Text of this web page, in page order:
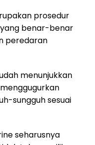
prosedur
benar-benar
peredaran
menunjukkan
sungguh sesuai
seharusnya